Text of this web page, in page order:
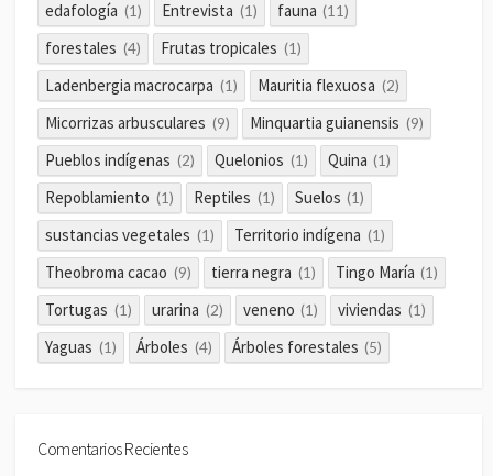
edafología (1) Entrevista (1) fauna (11)
forestales (4) Frutas tropicales (1)
Ladenbergia macrocarpa (1) Mauritia flexuosa (2)
Micorrizas arbusculares (9) Minquartia guianensis (9)
Pueblos indígenas (2) Quelonios (1) Quina (1)
Repoblamiento (1) Reptiles (1) Suelos (1)
sustancias vegetales (1) Territorio indígena (1)
Theobroma cacao (9) tierra negra (1) Tingo María (1)
Tortugas (1) urarina (2) veneno (1) viviendas (1)
Yaguas (1) Árboles (4) Árboles forestales (5)
Comentarios Recientes